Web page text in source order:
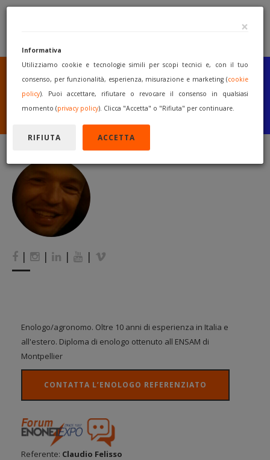
SEI UN COSTRUTTORE
O UN RIVENDITORE?
PUBBLICA GRATUITAMENTE
I TUOI MACCHINARI
INIZIA A VENDERE
| | | |
Enologo/agronomo. Oltre 10 anni di esperienza in Italia e
all'estero. Diploma di enologo ottenuto all ENSAM di
Montpellier
CONTATTA L’ENOLOGO REFERENZIATO
Referente: Claudio Felisso
×
Informativa
Utilizziamo cookie e tecnologie simili per scopi tecnici e, con il tuo
consenso, per funzionalità, esperienza, misurazione e marketing (cookie
policy). Puoi accettare, rifiutare o revocare il consenso in qualsiasi
momento (privacy policy). Clicca "Accetta" o "Rifiuta" per continuare.
RIFIUTA ACCETTA